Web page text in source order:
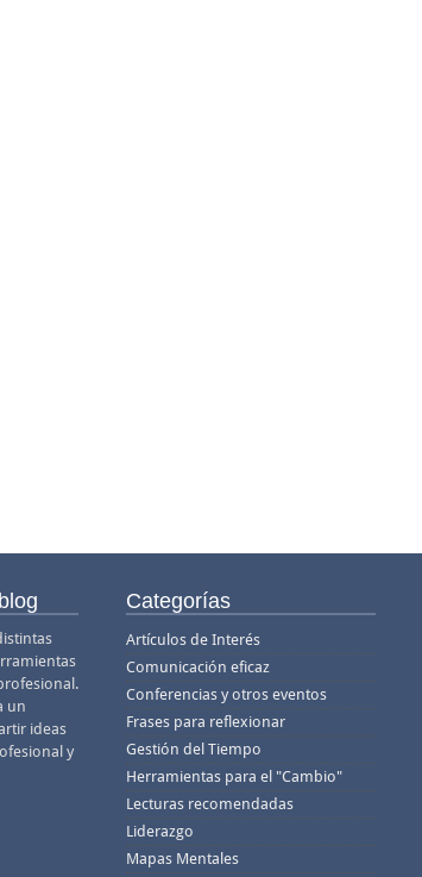
un
ideas
y
Categorías
Artículos de Interés
Comunicación eficaz
Conferencias y otros eventos
Frases para reflexionar
Gestión del Tiempo
Herramientas para el "Cambio"
Lecturas recomendadas
Liderazgo
Mapas Mentales